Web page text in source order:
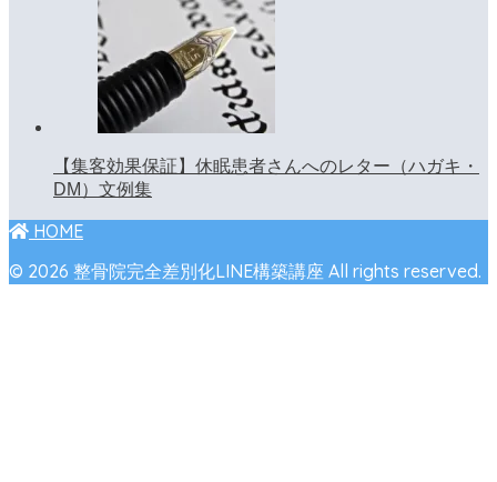
【集客効果保証】休眠患者さんへのレター（ハガキ・
DM）文例集
HOME
© 2026 整骨院完全差別化LINE構築講座 All rights reserved.